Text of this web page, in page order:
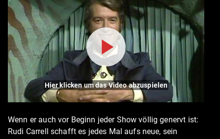
Hier klicken um das Video abzuspielen
Wenn er auch vor Beginn jeder Show völlig genervt ist:
Rudi Carrell schafft es jedes Mal aufs neue, sein